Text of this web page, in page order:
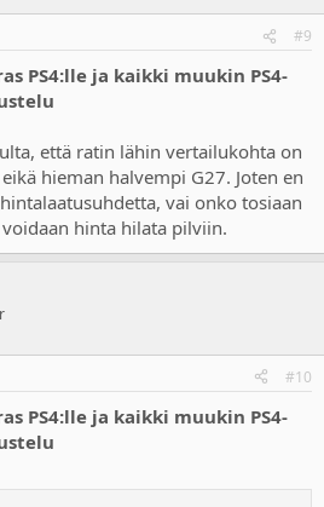
#9
PS4:lle ja kaikki muukin PS4-
että ratin lähin vertailukohta on
hieman halvempi G27. Joten en
vai onko tosiaan
hinta hilata pilviin.
#10
PS4:lle ja kaikki muukin PS4-